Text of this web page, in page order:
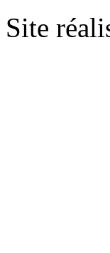
Site